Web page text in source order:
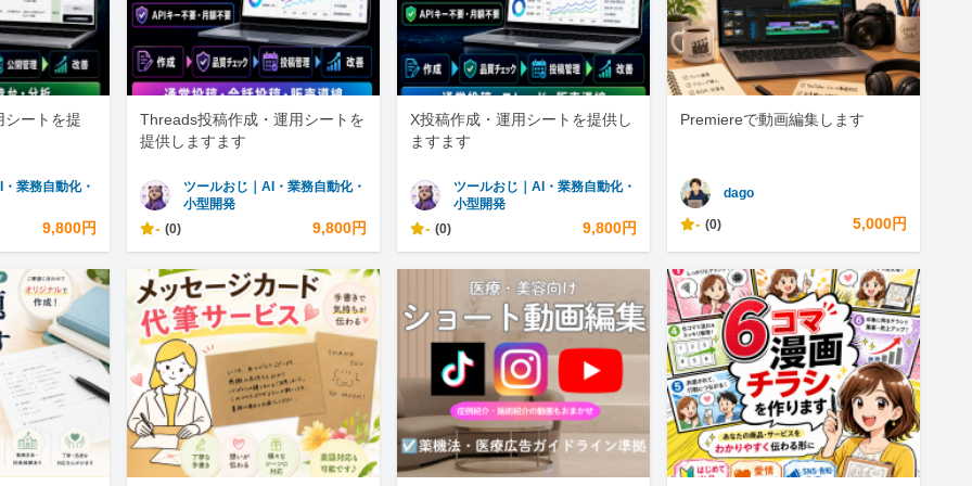
シートを提
業務自動化・
9,800円
Threads投稿作成・運用シートを
提供しますます
ツールおじ｜AI・業務自動化・
小型開発
- (0) 9,800円
X投稿作成・運用シートを提供し
ますます
ツールおじ｜AI・業務自動化・
小型開発
- (0) 9,800円
Premiereで動画編集します
dago
- (0) 5,000円